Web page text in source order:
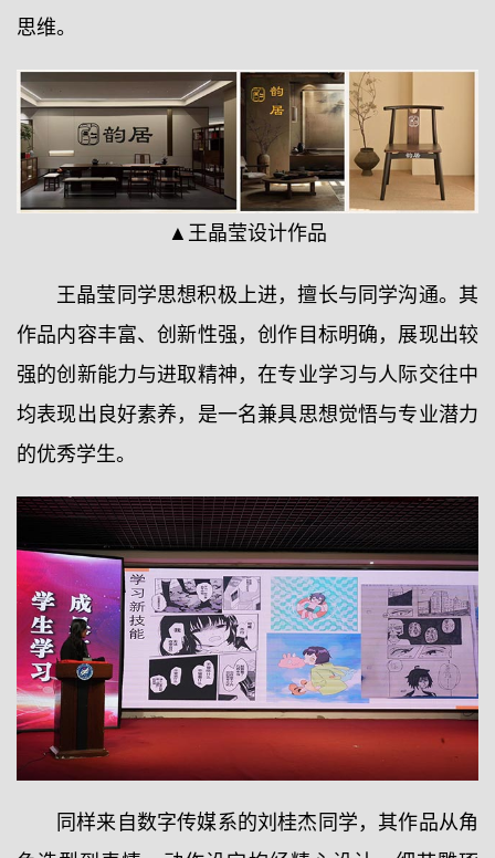
思维。
▲王晶莹设计作品
王晶莹同学思想积极上进，擅长与同学沟通。其
作品内容丰富、创新性强，创作目标明确，展现出较
强的创新能力与进取精神，在专业学习与人际交往中
均表现出良好素养，是一名兼具思想觉悟与专业潜力
的优秀学生。
同样来自数字传媒系的刘桂杰同学，其作品从角